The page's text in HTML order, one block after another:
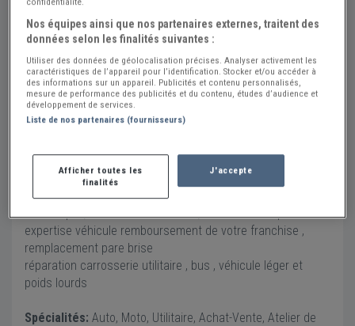
02 43 04 14 51
Adresse
ZI des perrouins , 215 route d'Ernée
53100 MAYENNE
restauration tous types de véhicules , formage pièces de
véhicules anciens , réparation et carrosserie , entretien
expertise véhicule remboursement de votre franchise ,
remplacement pare brise
réparation carrosserie utilitaire , bus , véhicule léger et
poids lourds
Spécialités: Auto, Moto, Utilitaire, Achat-Vente, Atelier de
Nos équipes ainsi que nos partenaires externes, traitent des
données selon les finalités suivantes :
Utiliser des données de géolocalisation précises. Analyser activement les
caractéristiques de l’appareil pour l’identification. Stocker et/ou accéder à
des informations sur un appareil. Publicités et contenu personnalisés,
mesure de performance des publicités et du contenu, études d’audience et
développement de services.
Liste de nos partenaires (fournisseurs)
Afficher toutes les
finalités
J'accepte